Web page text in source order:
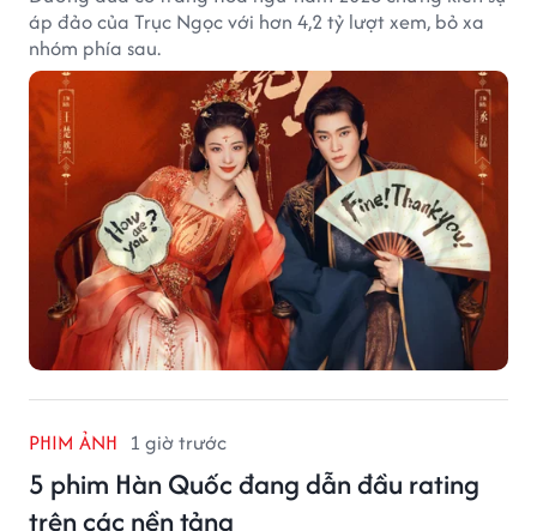
áp đảo của Trục Ngọc với hơn 4,2 tỷ lượt xem, bỏ xa
nhóm phía sau.
PHIM ẢNH 1 giờ trước
5 phim Hàn Quốc đang dẫn đầu rating
trên các nền tảng